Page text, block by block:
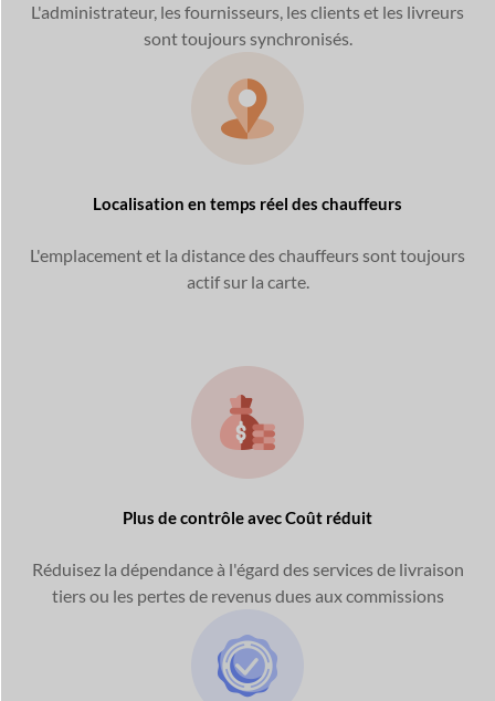
L'administrateur, les fournisseurs, les clients et les livreurs
sont toujours synchronisés.
Localisation en temps réel des chauffeurs
L'emplacement et la distance des chauffeurs sonttoujours
actif sur la carte.
Plus de contrôle avecCoût réduit
Réduisez la dépendance à l'égard des services de livraison
tiers ou les pertes de revenus dues aux commissions